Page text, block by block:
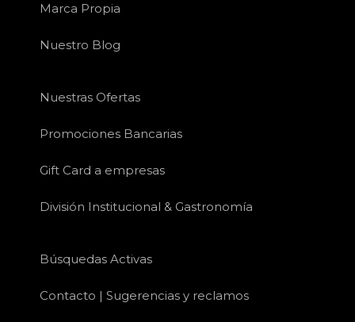
Marca Propia
Nuestro Blog
Nuestras Ofertas
Promociones Bancarias
Gift Card a empresas
División Institucional & Gastronomía
Búsquedas Activas
Contacto | Sugerencias y reclamos